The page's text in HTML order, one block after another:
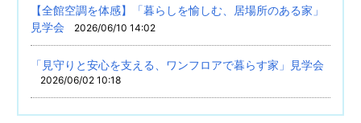
【全館空調を体感】「暮らしを愉しむ、居場所のある家」
見学会
2026/06/10 14:02
「見守りと安心を支える、ワンフロアで暮らす家」見学会
2026/06/02 10:18